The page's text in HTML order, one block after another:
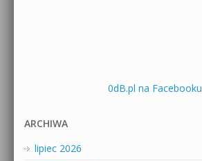
0dB.pl na Facebooku
ARCHIWA
lipiec 2026